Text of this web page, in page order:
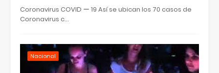
Coronavirus COVID ー 19 Así se ubican los 70 casos de
Coronavirus c…
Nacional